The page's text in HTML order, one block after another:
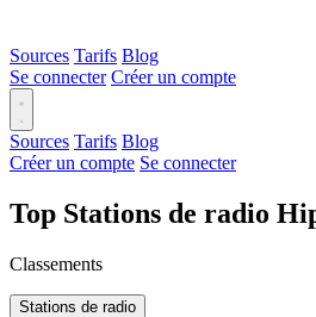
Sources Tarifs Blog
Se connecter Créer un compte
Sources Tarifs Blog
Créer un compte Se connecter
Top Stations de radio
Classements
Stations de radio